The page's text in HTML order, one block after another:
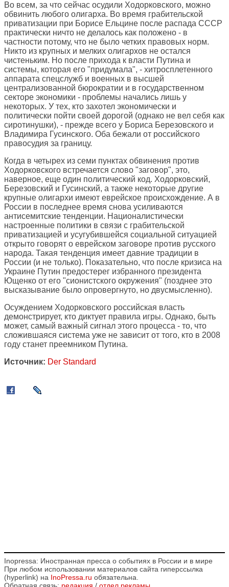
Во всем, за что сейчас осудили Ходорковского, можно
обвинить любого олигарха. Во время грабительской
приватизации при Борисе Ельцине после распада СССР
практически ничто не делалось как положено - в
частности потому, что не было четких правовых норм.
Никто из крупных и мелких олигархов не остался
чистеньким. Но после прихода к власти Путина и
системы, которая его "придумала", - хитросплетенного
аппарата спецслужб и военных в высшей
централизованной бюрократии и в государственном
секторе экономики - проблемы начались лишь у
некоторых. У тех, кто захотел экономически и
политически пойти своей дорогой (однако не вел себя как
сиротинушки), - прежде всего у Бориса Березовского и
Владимира Гусинского. Оба бежали от российского
правосудия за границу.
Когда в четырех из семи пунктах обвинения против
Ходорковского встречается слово "заговор", это,
наверное, еще один политический код. Ходорковский,
Березовский и Гусинский, а также некоторые другие
крупные олигархи имеют еврейское происхождение. А в
России в последнее время снова усиливаются
антисемитские тенденции. Националистически
настроенные политики в связи с грабительской
приватизацией и усугубившейся социальной ситуацией
открыто говорят о еврейском заговоре против русского
народа. Такая тенденция имеет давние традиции в
России (и не только). Показательно, что после кризиса на
Украине Путин предостерег избранного президента
Ющенко от его "сионистского окружения" (позднее это
высказывание было опровергнуто, но двусмысленно).
Осуждением Ходорковского российская власть
демонстрирует, кто диктует правила игры. Однако, быть
может, самый важный сигнал этого процесса - то, что
сложившаяся система уже не зависит от того, кто в 2008
году станет преемником Путина.
Источник: Der Standard
Inopressa: Иностранная пресса о событиях в России и в мире
При любом использовании материалов сайта гиперссылка
(hyperlink) на InoPressa.ru обязательна.